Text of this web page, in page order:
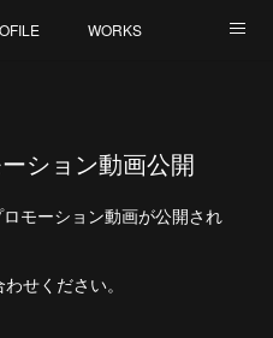
WORKS
ション動画公開
モーション動画が公開され
せください。